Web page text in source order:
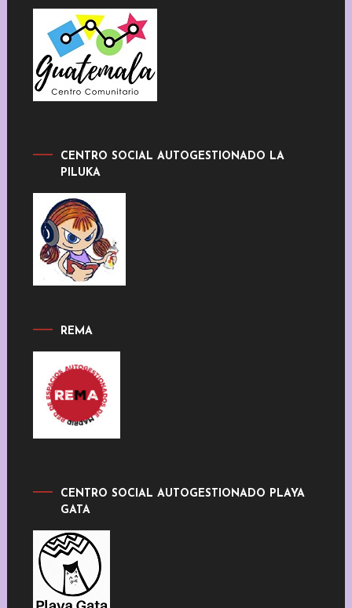
CENTRO SOCIAL AUTOGESTIONADO LA
PILUKA
REMA
CENTRO SOCIAL AUTOGESTIONADO PLAYA
GATA